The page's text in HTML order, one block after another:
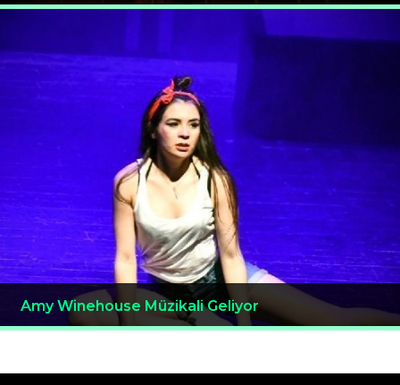
Amy Winehouse Müzikali Geliyor